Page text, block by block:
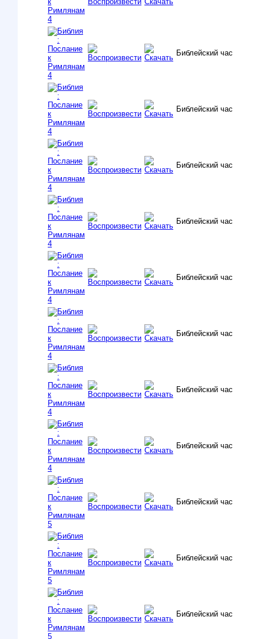
Библейский час
Библейский час
Библейский час
Библейский час
Библейский час
Библейский час
Библейский час
Библейский час
Библейский час
Библейский час
Библейский час